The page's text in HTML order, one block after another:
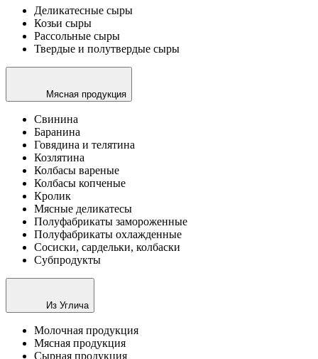
Деликатесные сыры
Козьи сыры
Рассольные сыры
Твердые и полутвердые сыры
Мясная продукция
Cвинина
Баранина
Говядина и телятина
Козлятина
Колбасы вареные
Колбасы копченые
Кролик
Мясные деликатесы
Полуфабрикаты замороженные
Полуфабрикаты охлажденные
Сосиски, сардельки, колбаски
Субпродукты
Из Углича
Молочная продукция
Мясная продукция
Сырная продукция